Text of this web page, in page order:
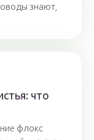
знают,
что
флокс